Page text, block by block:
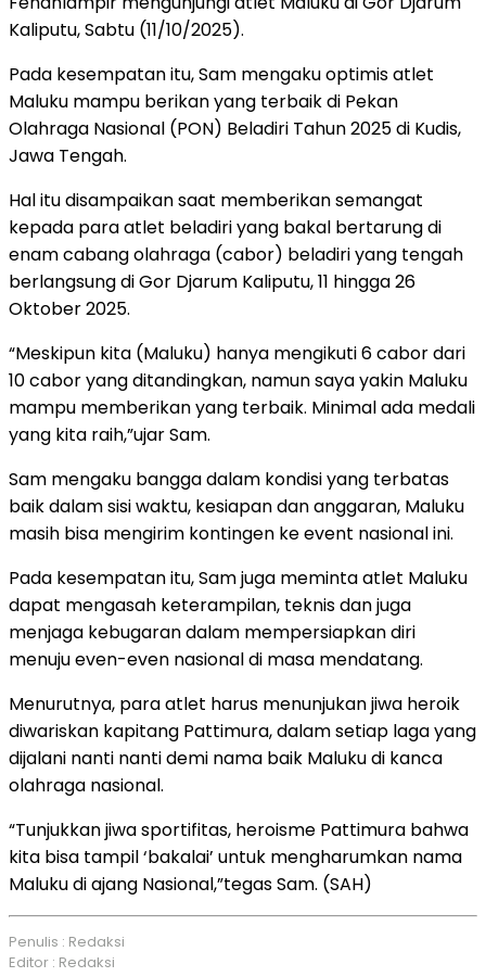
Kaliputu, Sabtu (11/10/2025).
Pada kesempatan itu, Sam mengaku optimis atlet
Maluku mampu berikan yang terbaik di Pekan
Olahraga Nasional (PON) Beladiri Tahun 2025 di Kudis,
Jawa Tengah.
Hal itu disampaikan saat memberikan semangat
kepada para atlet beladiri yang bakal bertarung di
enam cabang olahraga (cabor) beladiri yang tengah
berlangsung di Gor Djarum Kaliputu, 11 hingga 26
Oktober 2025.
“Meskipun kita (Maluku) hanya mengikuti 6 cabor dari
10 cabor yang ditandingkan, namun saya yakin Maluku
mampu memberikan yang terbaik. Minimal ada medali
yang kita raih,”ujar Sam.
Sam mengaku bangga dalam kondisi yang terbatas
baik dalam sisi waktu, kesiapan dan anggaran, Maluku
masih bisa mengirim kontingen ke event nasional ini.
Pada kesempatan itu, Sam juga meminta atlet Maluku
dapat mengasah keterampilan, teknis dan juga
menjaga kebugaran dalam mempersiapkan diri
menuju even-even nasional di masa mendatang.
Menurutnya, para atlet harus menunjukan jiwa heroik
diwariskan kapitang Pattimura, dalam setiap laga yang
dijalani nanti nanti demi nama baik Maluku di kanca
olahraga nasional.
“Tunjukkan jiwa sportifitas, heroisme Pattimura bahwa
kita bisa tampil ‘bakalai’ untuk mengharumkan nama
Maluku di ajang Nasional,”tegas Sam. (SAH)
Penulis : Redaksi
Editor : Redaksi